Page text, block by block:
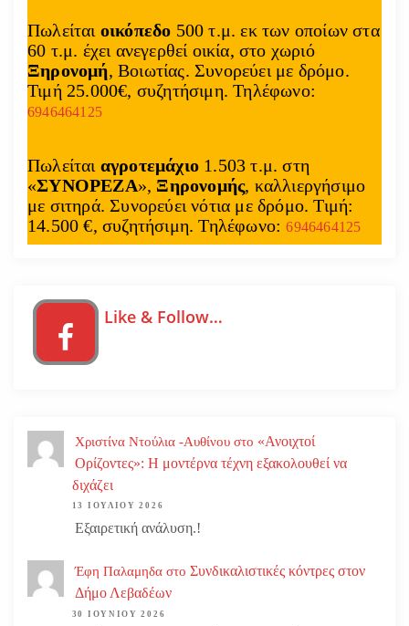
Πωλείται οικόπεδο 500 τ.μ. εκ των οποίων στα
60 τ.μ. έχει ανεγερθεί οικία, στο χωριό
Ξηρονομή, Βοιωτίας. Συνορεύει με δρόμο.
Τιμή 25.000€, συζητήσιμη. Τηλέφωνο:
6946464125
Πωλείται αγροτεμάχιο 1.503 τ.μ. στη
«ΣΥΝΟΡΕΖΑ», Ξηρονομής, καλλιεργήσιμο
με σιτηρά. Συνορεύει νότια με δρόμο. Τιμή:
14.500 €, συζητήσιμη. Τηλέφωνο:6946464125
Like & Follow…
Χριστίνα Ντούλια -Αυθίνου στο «Ανοιχτοί
Ορίζοντες»: Η μοντέρνα τέχνη εξακολουθεί να
διχάζει
13 ΙΟΥΛΊΟΥ 2026
Εξαιρετική ανάλυση.!
Έφη Παλαμηδα στο Συνδικαλιστικές κόντρες στον
Δήμο Λεβαδέων
30 ΙΟΥΝΊΟΥ 2026